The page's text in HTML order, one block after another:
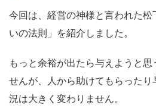
今回は、経営の神様と言われた松
いの法則」を紹介しました。
もっと余裕が出たら与えようと思
せんが、人から助けてもらった
況は大きく変わりません。